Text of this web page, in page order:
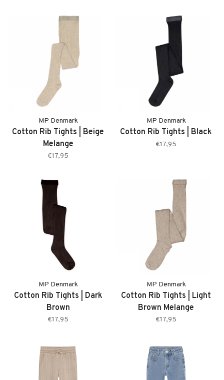
MP Denmark
Cotton Rib Tights | Beige
Melange
€17,95
MP Denmark
Cotton Rib Tights | Black
€17,95
MP Denmark
Cotton Rib Tights | Dark
Brown
€17,95
MP Denmark
Cotton Rib Tights | Light
Brown Melange
€17,95